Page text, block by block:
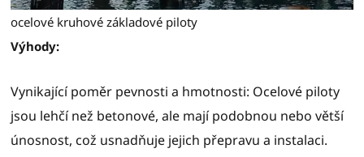
ocelové kruhové základové piloty
Výhody:
Vynikající poměr pevnosti a hmotnosti: Ocelové piloty
jsou lehčí než betonové, ale mají podobnou nebo větší
únosnost, což usnadňuje jejich přepravu a instalaci.